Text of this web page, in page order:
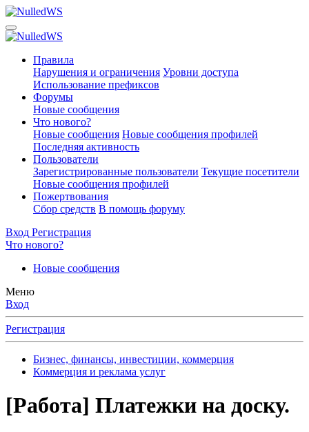
Правила
Нарушения и ограничения Уровни доступа
Использование префиксов
Форумы
Новые сообщения
Что нового?
Новые сообщения Новые сообщения профилей
Последняя активность
Пользователи
Зарегистрированные пользователи Текущие посетители
Новые сообщения профилей
Пожертвования
Сбор средств В помощь форуму
Вход Регистрация
Что нового?
Новые сообщения
Меню
Вход
Регистрация
Бизнес, финансы, инвестиции, коммерция
Коммерция и реклама услуг
[Работа] Платежки на доску.